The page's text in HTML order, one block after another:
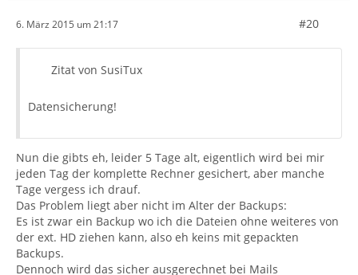
6. März 2015 um 21:17 #20
Zitat von SusiTux
Datensicherung!
Nun die gibts eh, leider 5 Tage alt, eigentlich wird bei mir
jeden Tag der komplette Rechner gesichert, aber manche
Tage vergess ich drauf.
Das Problem liegt aber nicht im Alter der Backups:
Es ist zwar ein Backup wo ich die Dateien ohne weiteres von
der ext. HD ziehen kann, also eh keins mit gepackten
Backups.
Dennoch wird das sicher ausgerechnet bei Mails